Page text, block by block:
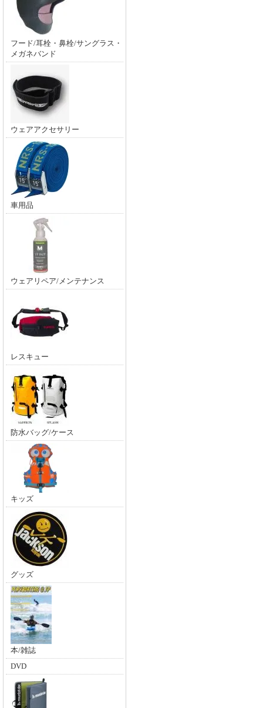
フード/耳栓・鼻栓/サングラス・
メガネバンド
ウェアアクセサリー
車用品
ウェアリペア/メンテナンス
レスキュー
防水バッグ/ケース
キッズ
グッズ
本/雑誌
DVD